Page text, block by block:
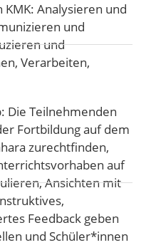
KMK: Analysieren und
und
und
Verarbeiten,
Die Teilnehmenden
Fortbildung auf dem
zurechtfinden,
auf
Ansichten mit
Feedback geben
und Schüler*innen